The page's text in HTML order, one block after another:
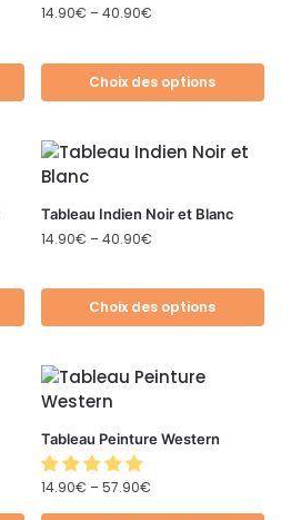
14.90€ –40.90€
Choix des options
Tableau Indien Noir et Blanc
14.90€ –40.90€
Choix des options
Tableau Peinture Western
14.90€ –57.90€